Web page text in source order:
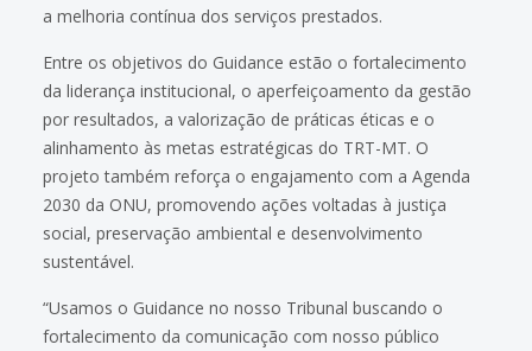
a melhoria contínua dos serviços prestados.
Entre os objetivos do Guidance estão o fortalecimento
da liderança institucional, o aperfeiçoamento da gestão
por resultados, a valorização de práticas éticas e o
alinhamento às metas estratégicas do TRT-MT. O
projeto também reforça o engajamento com a Agenda
2030 da ONU, promovendo ações voltadas à justiça
social, preservação ambiental e desenvolvimento
sustentável.
“Usamos o Guidance no nosso Tribunal buscando o
fortalecimento da comunicação com nosso público